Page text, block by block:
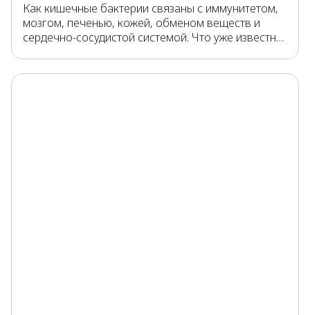
Как кишечные бактерии связаны с иммунитетом,
мозгом, печенью, кожей, обменом веществ и
сердечно-сосудистой системой. Что уже известно